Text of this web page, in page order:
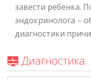
завести ребенка.
эндокринолога –
диагностики
Диагностика